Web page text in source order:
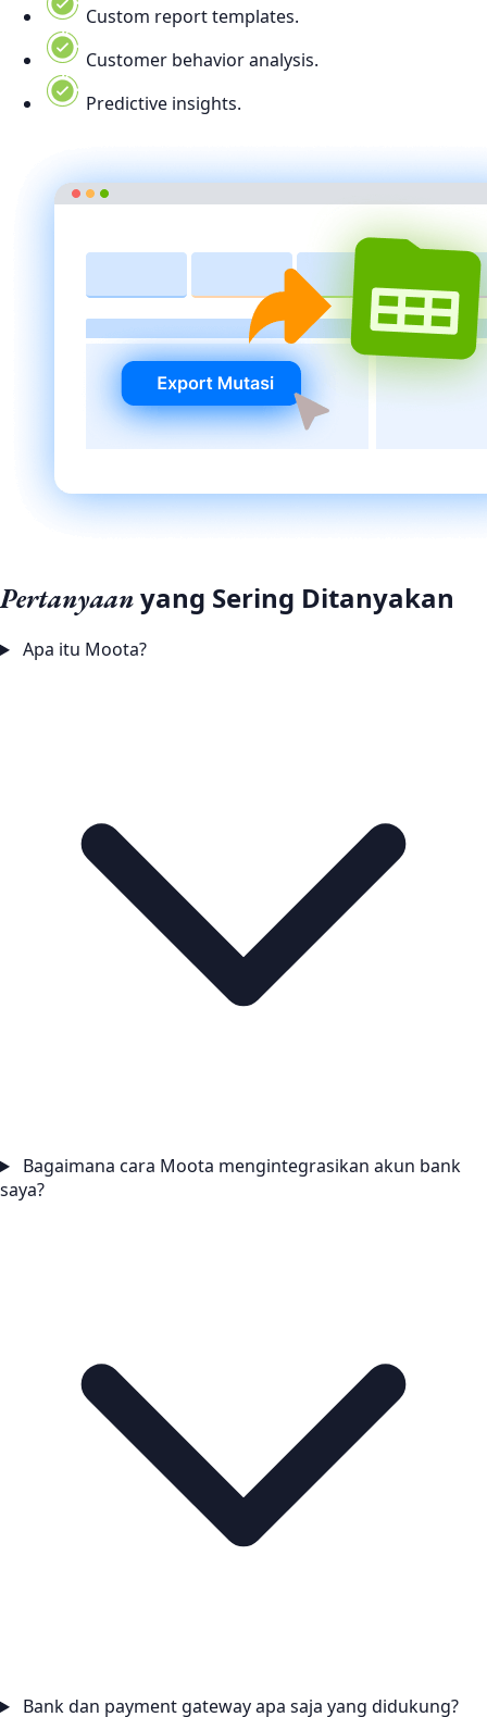
Custom report templates.
Customer behavior analysis.
Predictive insights.
Pertanyaanyang Sering Ditanyakan
Apa itu Moota?
Bagaimana cara Moota mengintegrasikan akun bank
saya?
Bank dan payment gateway apa saja yang didukung?